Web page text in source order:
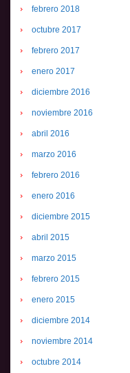
febrero 2018
octubre 2017
febrero 2017
enero 2017
diciembre 2016
noviembre 2016
abril 2016
marzo 2016
febrero 2016
enero 2016
diciembre 2015
abril 2015
marzo 2015
febrero 2015
enero 2015
diciembre 2014
noviembre 2014
octubre 2014